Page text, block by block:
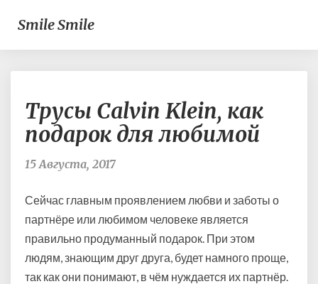
Smile Smile
Calvin
Klein,
как
Трусы Calvin Klein, как
подарок для любимой
15 Августа, 2017
Сейчас главным проявлением любви и заботы о
партнёре или любимом человеке является
правильно продуманный подарок. При этом
людям, знающим друг друга, будет намного проще,
так как они понимают, в чём нуждается их партнёр.